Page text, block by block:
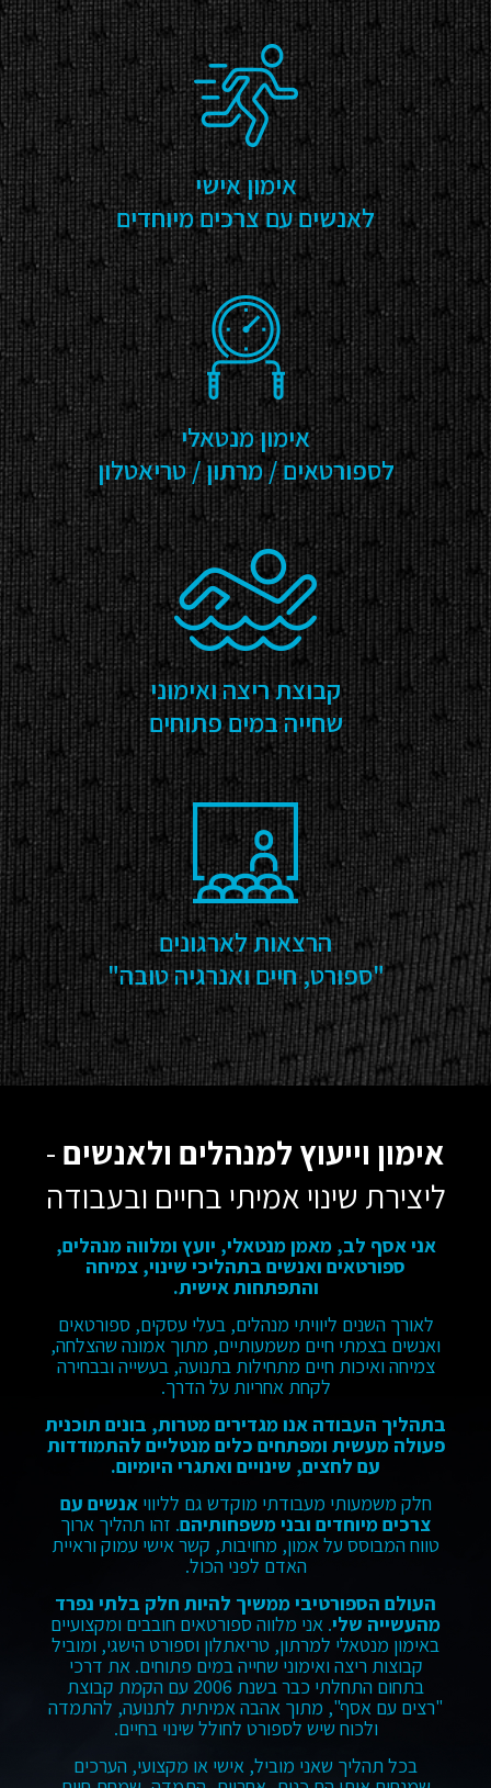
אימון אישי
לאנשים עם צרכים מיוחדים
אימון מנטאלי
לספורטאים / מרתון / טריאטלון
קבוצת ריצה ואימוני
שחייה במים פתוחים
הרצאות לארגונים
"ספורט, חיים ואנרגיה טובה"
אימון וייעוץ למנהלים ולאנשים -
ליצירת שינוי אמיתי בחיים ובעבודה
אני אסף לב, מאמן מנטאלי, יועץ ומלווה מנהלים,
ספורטאים ואנשים בתהליכי שינוי, צמיחה
והתפתחות אישית.
לאורך השנים ליוויתי מנהלים, בעלי עסקים, ספורטאים
ואנשים בצמתי חיים משמעותיים, מתוך אמונה שהצלחה,
צמיחה ואיכות חיים מתחילות בתנועה, בעשייה ובבחירה
לקחת אחריות על הדרך.
בתהליך העבודה אנו מגדירים מטרות, בונים תוכנית
פעולה מעשית ומפתחים כלים מנטליים להתמודדות
עם לחצים, שינויים ואתגרי היומיום.
חלק משמעותי מעבודתי מוקדש גם לליוויאנשים עם
צרכים מיוחדים ובני משפחותיהם. זהו תהליך ארוך
טווח המבוסס על אמון, מחויבות, קשר אישי עמוק וראיית
האדם לפני הכול.
העולם הספורטיבי ממשיך להיות חלק בלתי נפרד
מהעשייה שלי. אני מלווה ספורטאים חובבים ומקצועיים
באימון מנטאלי למרתון, טריאתלון וספורט הישגי, ומוביל
קבוצות ריצה ואימוני שחייה במים פתוחים. את דרכי
בתחום התחלתי כבר בשנת 2006 עם הקמת קבוצת
"רצים עם אסף", מתוך אהבה אמיתית לתנועה, להתמדה
ולכוח שיש לספורט לחולל שינוי בחיים.
בכל תהליך שאני מוביל, אישי או מקצועי, הערכים